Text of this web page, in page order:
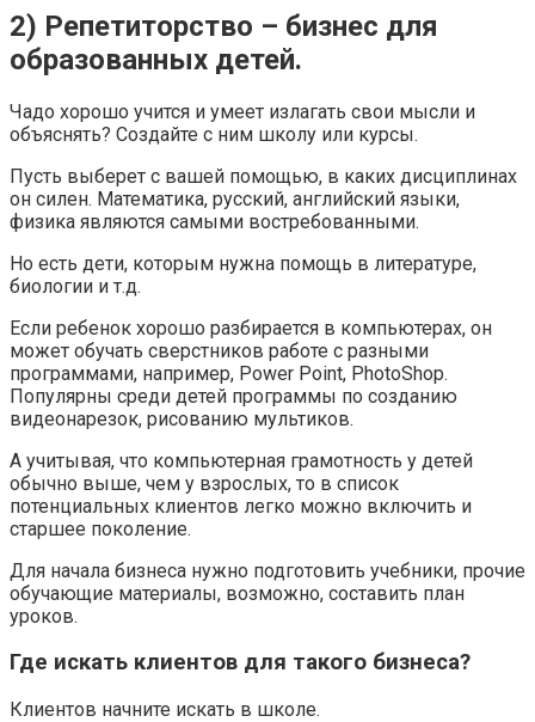
2) Репетиторство – бизнес для
образованных детей.
Чадо хорошо учится и умеет излагать свои мысли и
объяснять? Создайте с ним школу или курсы.
Пусть выберет с вашей помощью, в каких дисциплинах
он силен. Математика, русский, английский языки,
физика являются самыми востребованными.
Но есть дети, которым нужна помощь в литературе,
биологии и т.д.
Если ребенок хорошо разбирается в компьютерах, он
может обучать сверстников работе с разными
программами, например, Power Point, PhotoShop.
Популярны среди детей программы по созданию
видеонарезок, рисованию мультиков.
А учитывая, что компьютерная грамотность у детей
обычно выше, чем у взрослых, то в список
потенциальных клиентов легко можно включить и
старшее поколение.
Для начала бизнеса нужно подготовить учебники, прочие
обучающие материалы, возможно, составить план
уроков.
Где искать клиентов для такого бизнеса?
Клиентов начните искать в школе.